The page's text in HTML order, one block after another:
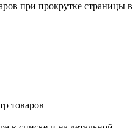
при прокрутке страницы в
товаров